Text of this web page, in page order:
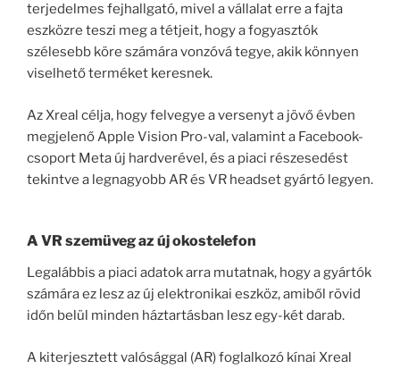
terjedelmes fejhallgató, mivel a vállalat erre a fajta
eszközre teszi meg a tétjeit, hogy a fogyasztók
szélesebb köre számára vonzóvá tegye, akik könnyen
viselhető terméket keresnek.
Az Xreal célja, hogy felvegye a versenyt a jövő évben
megjelenő Apple Vision Pro-val, valamint a Facebook-
csoport Meta új hardverével, és a piaci részesedést
tekintve a legnagyobb AR és VR headset gyártó legyen.
A VR szemüveg az új okostelefon
Legalábbis a piaci adatok arra mutatnak, hogy a gyártók
számára ez lesz az új elektronikai eszköz, amiből rövid
időn belül minden háztartásban lesz egy-két darab.
A kiterjesztett valósággal (AR) foglalkozó kínai Xreal